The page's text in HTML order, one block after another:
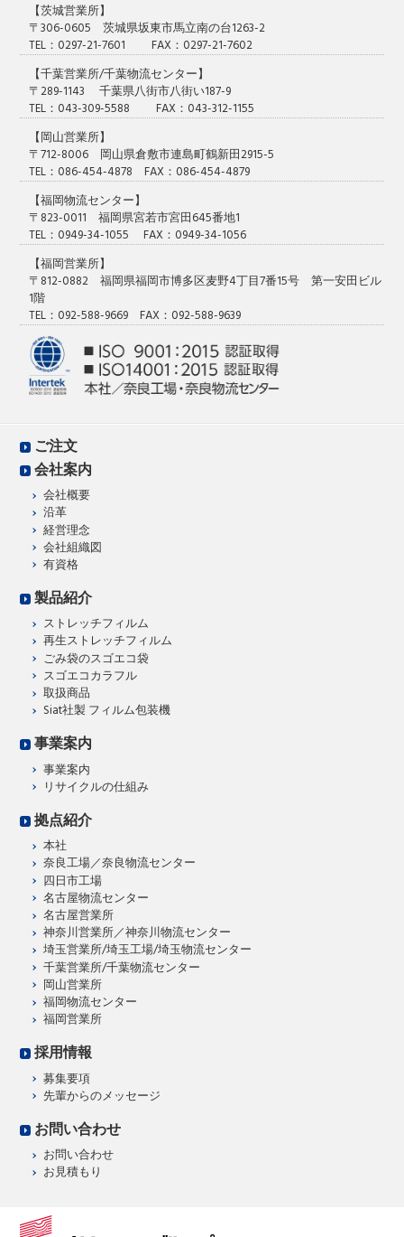
【茨城営業所】
〒306-0605 茨城県坂東市馬立南の台1263-2
TEL：0297-21-7601 FAX：0297-21-7602
【千葉営業所/千葉物流センター】
〒289-1143 千葉県八街市八街い187-9
TEL：043-309-5588 FAX：043-312-1155
【岡山営業所】
〒712-8006 岡山県倉敷市連島町鶴新田2915-5
TEL：086-454-4878 FAX：086-454-4879
【福岡物流センター】
〒823-0011 福岡県宮若市宮田645番地1
TEL：0949-34-1055 FAX：0949-34-1056
【福岡営業所】
〒812-0882 福岡県福岡市博多区麦野4丁目7番15号 第一安田ビル
1階
TEL：092-588-9669 FAX：092-588-9639
ご注文
会社案内
会社概要
沿革
経営理念
会社組織図
有資格
製品紹介
ストレッチフィルム
再生ストレッチフィルム
ごみ袋のスゴエコ袋
スゴエコカラフル
取扱商品
Siat社製 フィルム包装機
事業案内
事業案内
リサイクルの仕組み
拠点紹介
本社
奈良工場／奈良物流センター
四日市工場
名古屋物流センター
名古屋営業所
神奈川営業所／神奈川物流センター
埼玉営業所/埼玉工場/埼玉物流センター
千葉営業所/千葉物流センター
岡山営業所
福岡物流センター
福岡営業所
採用情報
募集要項
先輩からのメッセージ
お問い合わせ
お問い合わせ
お見積もり